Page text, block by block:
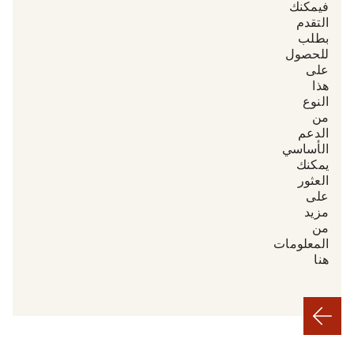
فيمكنك
التقدم
بطلب
للحصول
على
هذا
النوع
من
الدعم
الأساسي.
يمكنك
العثور
على
مزيد
من
المعلومات
هنا.